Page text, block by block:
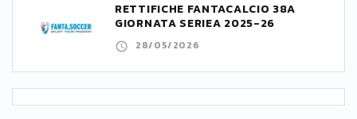
RETTIFICHE FANTACALCIO 38A
GIORNATA SERIEA 2025-26
28/05/2026